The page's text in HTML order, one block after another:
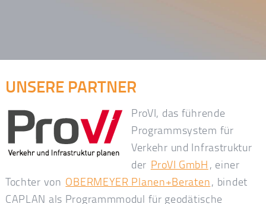
UNSERE PARTNER
ProVI, das führende
Programmsystem für
Verkehr und Infrastruktur
der ProVI GmbH , einer
Tochter von OBERMEYER Planen+Beraten, bindet
CAPLAN als Programmmodul für geodätische